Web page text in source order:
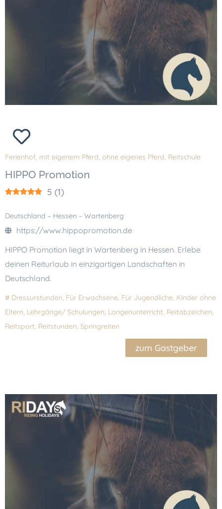
Ferienhof, mit eigenem Pferd, ohne eigenes Pferd, Reitschule
HIPPO Promotion
5 (1)
Deutschland – Hessen – Wartenberg
https://www.hippopromotion.de
HIPPO Promotion liegt in Wartenberg in Hessen. Erlebe
deinen Reiturlaub in einzigartigen Landschaften in
Deutschland.
# Dressurstunden, Für Erwachsene, Für Jugendliche, Kinder ohne
Eltern, Lehrgänge/ Schulungen, Longenunterricht, Reitabzeichen,
Reitsport, Reitstunden, Springreiten
zum Gastgeber